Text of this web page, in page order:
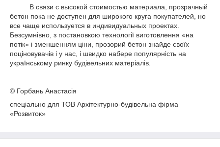
В связи с высокой стоимостью материала, прозрачный
бетон пока не доступен для широкого круга покупателей, но
все чаще используется в индивидуальных проектах.
Безсумнівно, з постановкою технології виготовлення «на
потік» і зменшенням ціни, прозорий бетон знайде своїх
поціновувачів і у нас, і швидко набере популярність на
українському ринку будівельних матеріалів.
© Горбань Анастасія
спеціально для ТОВ Архітектурно-будівельна фірма
«Розвиток»